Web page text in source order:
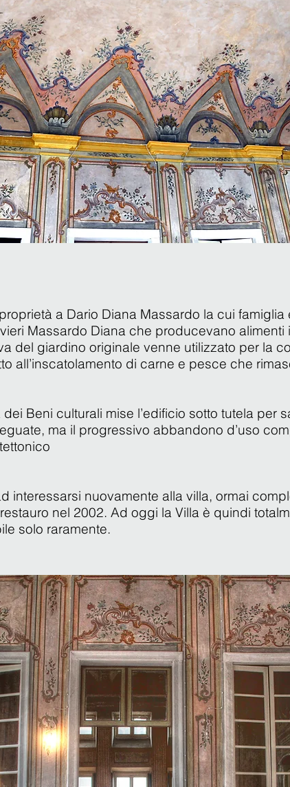
a Dario Diana Massardo la cui famiglia
Massardo Diana che producevano alimenti
del giardino originale venne utilizzato per la
all’inscatolamento di carne e pesce che
Beni culturali mise l’edificio sotto tutela per
ma il progressivo abbandono d’uso
interessarsi nuovamente alla villa, ormai
nel 2002. Ad oggi la Villa è quindi
solo raramente.